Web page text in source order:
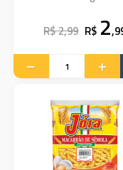
R$ 2,99 R$ 2